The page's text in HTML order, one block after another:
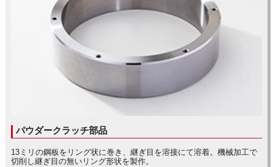
パウダークラッチ部品
13ミリの鋼板をリング状に巻き、継ぎ目を溶接にて溶着。機械加工で
切削し継ぎ目の無いリング形状を製作。